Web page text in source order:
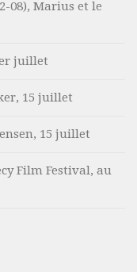
08), Marius et le
juillet
15 juillet
15 juillet
Film Festival, au